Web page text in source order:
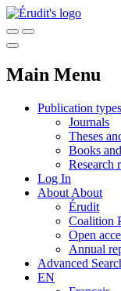
Main Menu
Publication types
Journals
Theses
Books
Research
Log In
About About
Érudit
Coalition
Open
Annual
Advanced
EN